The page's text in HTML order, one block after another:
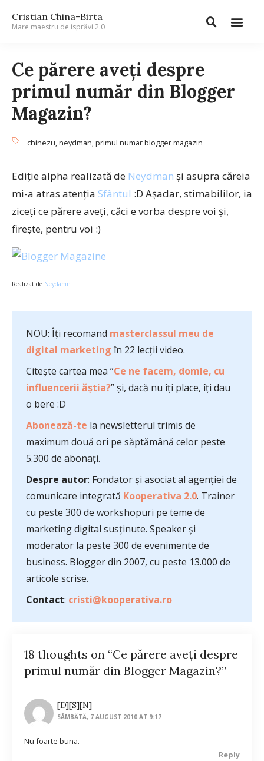
Cristian China-Birta
Mare maestru de isprăvi 2.0
Ce părere aveți despre
primul număr din Blogger
Magazin?
chinezu,neydman,primul numar blogger magazin
Ediție alpha realizată de Neydman și asupra căreia
mi-a atras atenția Sfântul :D Așadar, stimabililor, ia
ziceți ce părere aveți, căci e vorba despre voi și,
firește, pentru voi :)
Realizat de Neydamn
NOU: Îți recomand masterclassul meu de
digital marketing în 22 lecții video.
Citește cartea mea ”Ce ne facem, domle, cu
influencerii ăștia?” și, dacă nu îți place, îți dau
o bere :D
Abonează-te la newsletterul trimis de
maximum două ori pe săptămână celor peste
5.300 de abonați.
Despre autor: Fondator și asociat al agenției de
comunicare integrată Kooperativa 2.0. Trainer
cu peste 300 de workshopuri pe teme de
marketing digital susținute. Speaker și
moderator la peste 300 de evenimente de
business. Blogger din 2007, cu peste 13.000 de
articole scrise.
Contact: cristi@kooperativa.ro
18 thoughts on “Ce părere aveți despre
primul număr din Blogger Magazin?”
[D][S][N]
SÂMBĂTĂ, 7 AUGUST 2010 AT 9:17
Nu foarte buna.
Reply